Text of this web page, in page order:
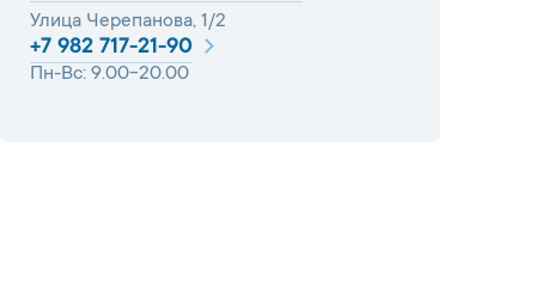
Улица Черепанова, 1/2
+7 982 717-21-90
Пн-Вс: 9.00-20.00